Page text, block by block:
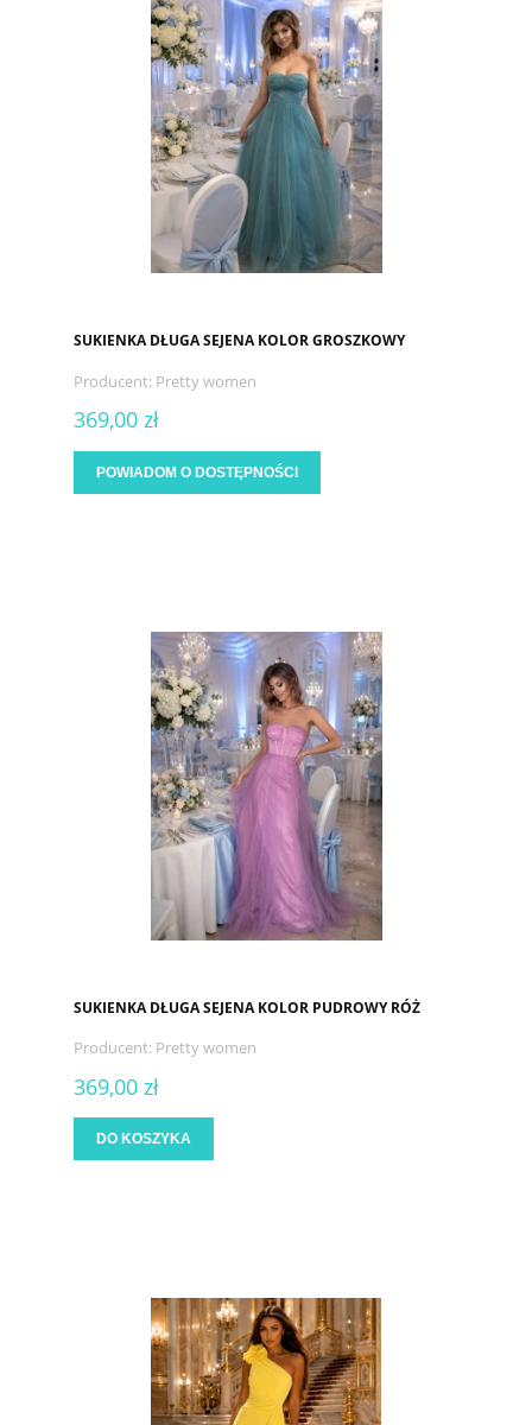
SUKIENKA DŁUGA SEJENA KOLOR GROSZKOWY
Producent: Pretty women
369,00 zł
POWIADOM O DOSTĘPNOŚCI
SUKIENKA DŁUGA SEJENA KOLOR PUDROWY RÓŻ
Producent: Pretty women
369,00 zł
DO KOSZYKA